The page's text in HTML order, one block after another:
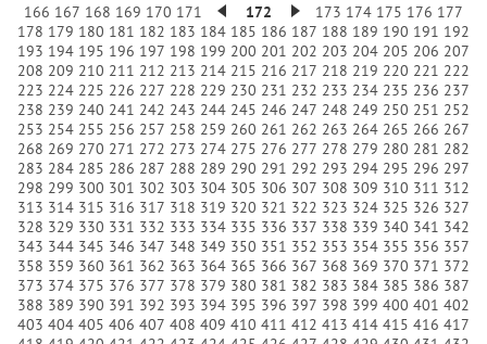
166 167 168 169 170 171 172 173 174 175 176 177
178 179 180 181 182 183 184 185 186 187 188 189 190 191 192
193 194 195 196 197 198 199 200 201 202 203 204 205 206 207
208 209 210 211 212 213 214 215 216 217 218 219 220 221 222
223 224 225 226 227 228 229 230 231 232 233 234 235 236 237
238 239 240 241 242 243 244 245 246 247 248 249 250 251 252
253 254 255 256 257 258 259 260 261 262 263 264 265 266 267
268 269 270 271 272 273 274 275 276 277 278 279 280 281 282
283 284 285 286 287 288 289 290 291 292 293 294 295 296 297
298 299 300 301 302 303 304 305 306 307 308 309 310 311 312
313 314 315 316 317 318 319 320 321 322 323 324 325 326 327
328 329 330 331 332 333 334 335 336 337 338 339 340 341 342
343 344 345 346 347 348 349 350 351 352 353 354 355 356 357
358 359 360 361 362 363 364 365 366 367 368 369 370 371 372
373 374 375 376 377 378 379 380 381 382 383 384 385 386 387
388 389 390 391 392 393 394 395 396 397 398 399 400 401 402
403 404 405 406 407 408 409 410 411 412 413 414 415 416 417